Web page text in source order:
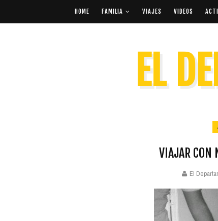
HOME FAMILIA VIAJES VIDEOS
EL
VIAJAR CON
El